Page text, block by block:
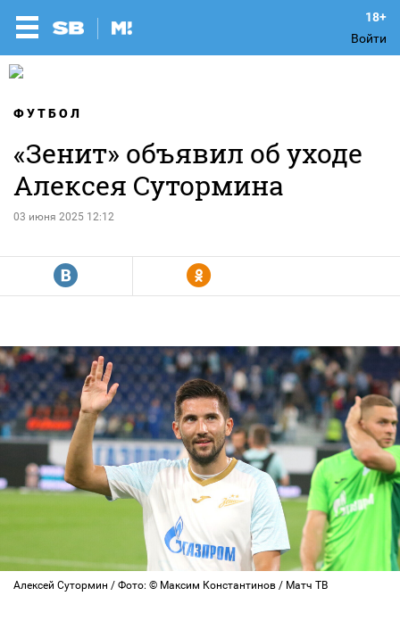
Войти
ФУТБОЛ
«Зенит» объявил об уходе
Алексея Сутормина
03 июня 2025 12:12
R Y
Алексей Сутормин / Фото: © Максим Константинов / Матч ТВ